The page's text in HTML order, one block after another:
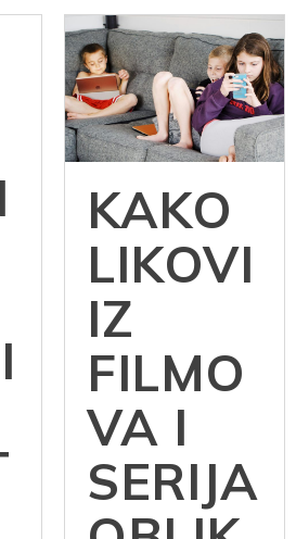
KAKO
LIKOVI
IZ
FILMO
VA I
SERIJA